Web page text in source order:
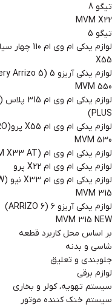
تیگو 8
MVM X22
تیگو 5
لوازم یدکی ام وی ام 110 چهار سیلندر
X55
لوازم یدکی آریزو 5 (Chery Arrizo 5)
MVM 550
PLUS)
لوازم یدکی ام وی ام X55 پرو(MVM X55 PRO)
MVM 530
لوازم یدکی ام وی ام X33 AT(MVM X33 AT)
لوازم یدکی ام وی ام X22 پرو
لوازم یدکی ام وی ام X33 نیو (MVM X33 NEW)
MVM 315
لوازم یدکی آریزو 6 (ARRIZO 6)
MVM 315 NEW
بر اساس محل کاربرد قطعه
شاسی و بدنه
جلوبندی و تعلیق
لوازم برقی
سیستم تهویه، کولر و بخاری
سیستم خنک کننده موتور